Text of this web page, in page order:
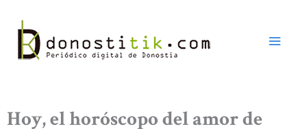
contenido
Hoy, el horóscopo del amor de